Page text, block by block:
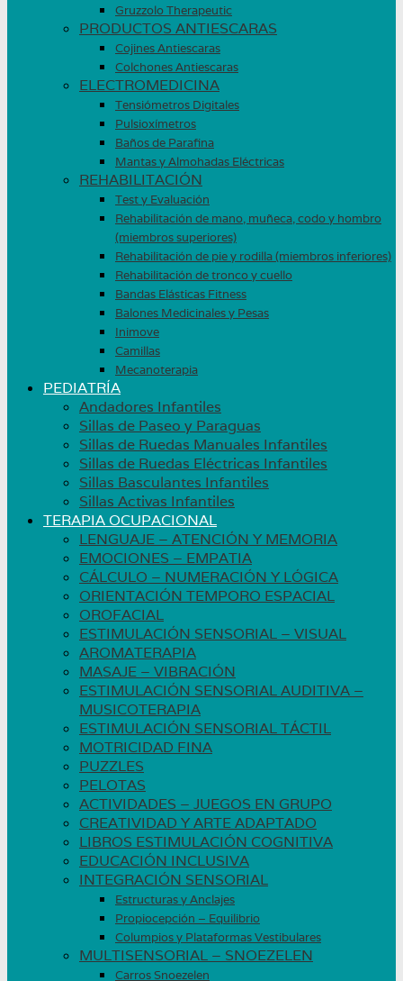
Gruzzolo Therapeutic
PRODUCTOS ANTIESCARAS
Cojines Antiescaras
Colchones Antiescaras
ELECTROMEDICINA
Tensiómetros Digitales
Pulsioxímetros
Baños de Parafina
Mantas y Almohadas Eléctricas
REHABILITACIÓN
Test y Evaluación
Rehabilitación de mano, muñeca, codo y hombro
(miembros superiores)
Rehabilitación de pie y rodilla (miembros inferiores)
Rehabilitación de tronco y cuello
Bandas Elásticas Fitness
Balones Medicinales y Pesas
Inimove
Camillas
Mecanoterapia
PEDIATRÍA
Andadores Infantiles
Sillas de Paseo y Paraguas
Sillas de Ruedas Manuales Infantiles
Sillas de Ruedas Eléctricas Infantiles
Sillas Basculantes Infantiles
Sillas Activas Infantiles
TERAPIA OCUPACIONAL
LENGUAJE – ATENCIÓN Y MEMORIA
EMOCIONES – EMPATIA
CÁLCULO – NUMERACIÓN Y LÓGICA
ORIENTACIÓN TEMPORO ESPACIAL
OROFACIAL
ESTIMULACIÓN SENSORIAL – VISUAL
AROMATERAPIA
MASAJE – VIBRACIÓN
ESTIMULACIÓN SENSORIAL AUDITIVA –
MUSICOTERAPIA
ESTIMULACIÓN SENSORIAL TÁCTIL
MOTRICIDAD FINA
PUZZLES
PELOTAS
ACTIVIDADES – JUEGOS EN GRUPO
CREATIVIDAD Y ARTE ADAPTADO
LIBROS ESTIMULACIÓN COGNITIVA
EDUCACIÓN INCLUSIVA
INTEGRACIÓN SENSORIAL
Estructuras y Anclajes
Propiocepción – Equilibrio
Columpios y Plataformas Vestibulares
MULTISENSORIAL – SNOEZELEN
Carros Snoezelen